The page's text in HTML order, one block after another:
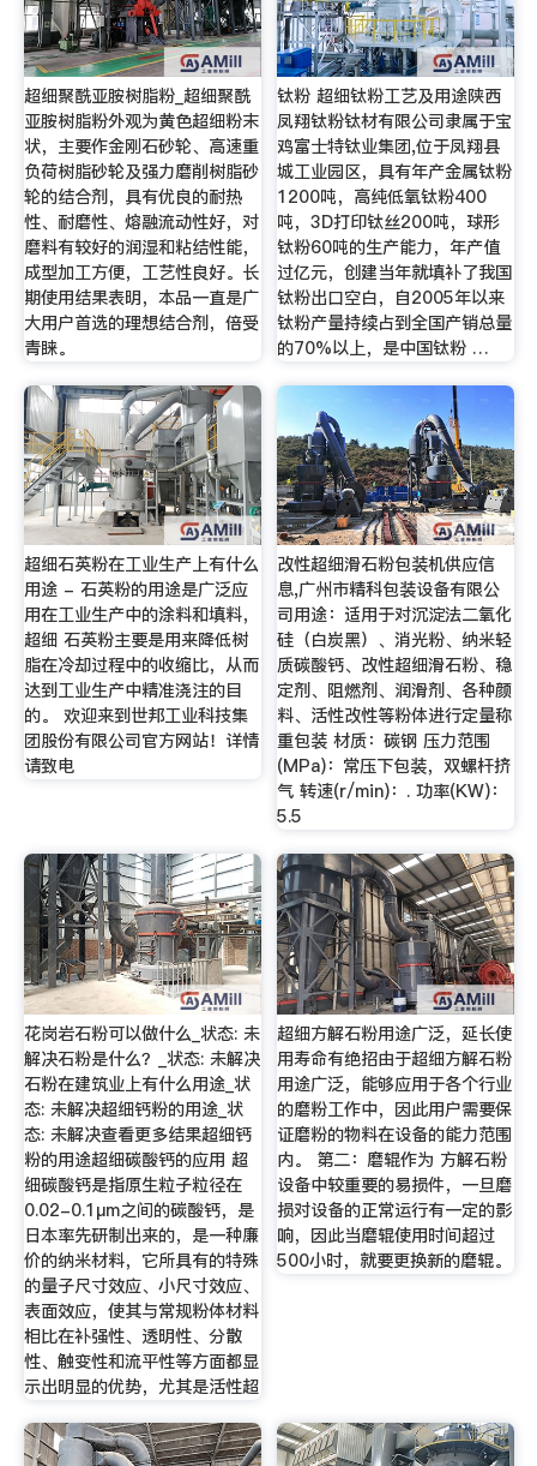
超细聚酰亚胺树脂粉_超细聚酰
亚胺树脂粉外观为黄色超细粉末
状，主要作金刚石砂轮、高速重
负荷树脂砂轮及强力磨削树脂砂
轮的结合剂，具有优良的耐热
性、耐磨性、熔融流动性好，对
磨料有较好的润湿和粘结性能，
成型加工方便，工艺性良好。长
期使用结果表明，本品一直是广
大用户首选的理想结合剂，倍受
青睐。
钛粉 超细钛粉工艺及用途陕西
凤翔钛粉钛材有限公司隶属于宝
鸡富士特钛业集团,位于凤翔县
城工业园区，具有年产金属钛粉
1200吨，高纯低氧钛粉400
吨，3D打印钛丝200吨，球形
钛粉60吨的生产能力，年产值
过亿元，创建当年就填补了我国
钛粉出口空白，自2005年以来
钛粉产量持续占到全国产销总量
的70%以上，是中国钛粉 …
超细石英粉在工业生产上有什么
用途 - 石英粉的用途是广泛应
用在工业生产中的涂料和填料，
超细 石英粉主要是用来降低树
脂在冷却过程中的收缩比，从而
达到工业生产中精准浇注的目
的。 欢迎来到世邦工业科技集
团股份有限公司官方网站！详情
请致电
改性超细滑石粉包装机供应信
息,广州市精科包装设备有限公
司用途：适用于对沉淀法二氧化
硅（白炭黑）、消光粉、纳米轻
质碳酸钙、改性超细滑石粉、稳
定剂、阻燃剂、润滑剂、各种颜
料、活性改性等粉体进行定量称
重包装 材质：碳钢 压力范围
(MPa)：常压下包装，双螺杆挤
气 转速(r/min)：. 功率(KW)：
5.5
花岗岩石粉可以做什么_状态: 未
解决石粉是什么？_状态: 未解决
石粉在建筑业上有什么用途_状
态: 未解决超细钙粉的用途_状
态: 未解决查看更多结果超细钙
粉的用途超细碳酸钙的应用 超
细碳酸钙是指原生粒子粒径在
0.02-0.1μm之间的碳酸钙，是
日本率先研制出来的，是一种廉
价的纳米材料，它所具有的特殊
的量子尺寸效应、小尺寸效应、
表面效应，使其与常规粉体材料
相比在补强性、透明性、分散
性、触变性和流平性等方面都显
示出明显的优势，尤其是活性超
超细方解石粉用途广泛，延长使
用寿命有绝招由于超细方解石粉
用途广泛，能够应用于各个行业
的磨粉工作中，因此用户需要保
证磨粉的物料在设备的能力范围
内。 第二：磨辊作为 方解石粉
设备中较重要的易损件，一旦磨
损对设备的正常运行有一定的影
响，因此当磨辊使用时间超过
500小时，就要更换新的磨辊。